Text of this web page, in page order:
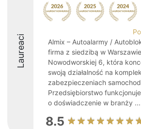
Laureaci
Almix – Autoalarmy /
firma z siedzibą w
Nowodworskiej 6, która
swoją działalność na
zabezpieczeniach
Przedsiębiorstwo
o doświadczenie w branży ...
8.5